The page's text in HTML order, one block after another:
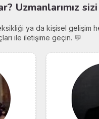
Uzmanlarımız
ya da kişisel gelişim
ile iletişime geçin. 💬